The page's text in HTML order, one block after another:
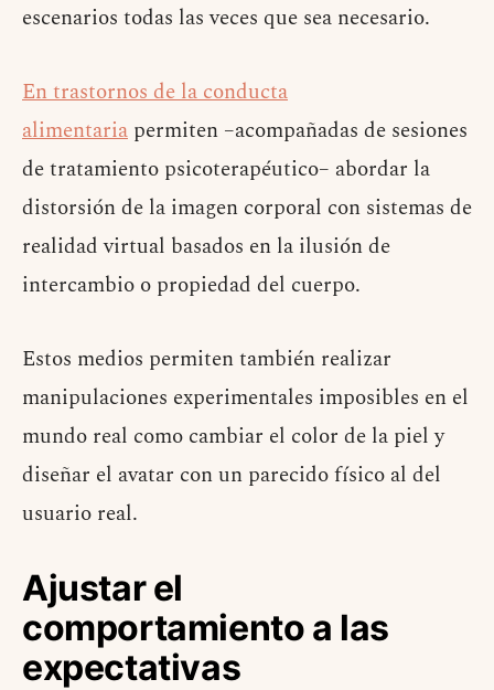
escenarios todas las veces que sea necesario.
En trastornos de la conducta
alimentaria permiten –acompañadas de sesiones
de tratamiento psicoterapéutico– abordar la
distorsión de la imagen corporal con sistemas de
realidad virtual basados en la ilusión de
intercambio o propiedad del cuerpo.
Estos medios permiten también realizar
manipulaciones experimentales imposibles en el
mundo real como cambiar el color de la piel y
diseñar el avatar con un parecido físico al del
usuario real.
Ajustar el
comportamiento a las
expectativas